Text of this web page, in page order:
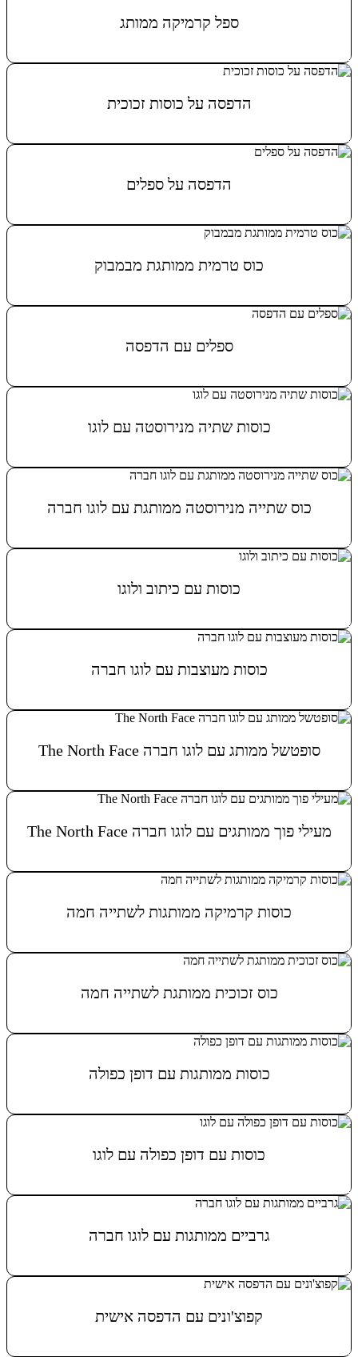
ספל קרמיקה ממותג
מידע נוסף
הדפסה על כוסות זכוכית
מידע נוסף
הדפסה על ספלים
מידע נוסף
כוס טרמית ממותגת מבמבוק
מידע נוסף
ספלים עם הדפסה
מידע נוסף
כוסות שתיה מנירוסטה עם לוגו
מידע נוסף
כוס שתייה מנירוסטה ממותגת עם לוגו חברה
מידע נוסף
כוסות עם כיתוב ולוגו
מידע נוסף
כוסות מעוצבות עם לוגו חברה
מידע נוסף
סופטשל ממותג עם לוגו חברה The North Face
מידע נוסף
מעילי פוך ממותגים עם לוגו חברה The North Face
מידע נוסף
כוסות קרמיקה ממותגות לשתייה חמה
מידע נוסף
כוס זכוכית ממותגת לשתייה חמה
מידע נוסף
כוסות ממותגות עם דופן כפולה
מידע נוסף
כוסות עם דופן כפולה עם לוגו
מידע נוסף
גרביים ממותגות עם לוגו חברה
מידע נוסף
קפוצ'ונים עם הדפסה אישית
מידע נוסף